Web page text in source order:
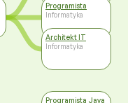
Programista
Informatyka
Architekt IT
Informatyka
Programista Java